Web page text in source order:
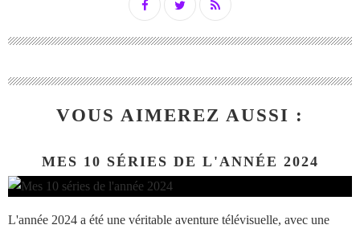
VOUS AIMEREZ AUSSI :
MES 10 SÉRIES DE L'ANNÉE 2024
L'année 2024 a été une véritable aventure télévisuelle, avec une